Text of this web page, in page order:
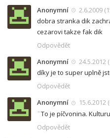
Anonymní
2.6.2009
dobra stranka dik
cezarovi takze fak dik
Odpovědět
Anonymní
24.5.2012
díky je to super uplně
Odpovědět
Anonymní
15.6.2012
¨To je píčvonina.
Odpovědět